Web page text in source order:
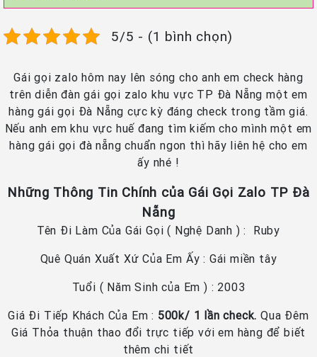
5/5 - (1 bình chọn)
Gái gọi zalo hôm nay lên sóng cho anh em check hàng
trên diễn đàn gái gọi zalo khu vực TP Đà Nẵng một em
hàng gái gọi Đà Nẵng cực kỳ đáng check trong tầm giá.
Nếu anh em khu vực huế đang tìm kiếm cho mình một em
hàng gái gọi đà nẵng chuẩn ngon thì hãy liên hệ cho em
ấy nhé !
Những Thông Tin Chính của Gái Gọi Zalo TP Đà
Nẵng
Tên Đi Làm Của Gái Gọi ( Nghệ Danh ) : Ruby
Quê Quán Xuất Xứ Của Em Ấy : Gái miền tây
Tuổi ( Năm Sinh của Em ) : 2003
Giá Đi Tiếp Khách Của Em : 500k/ 1 lần check. Qua Đêm
Giá Thỏa thuận thao đổi trực tiếp với em hàng để biết
thêm chi tiết